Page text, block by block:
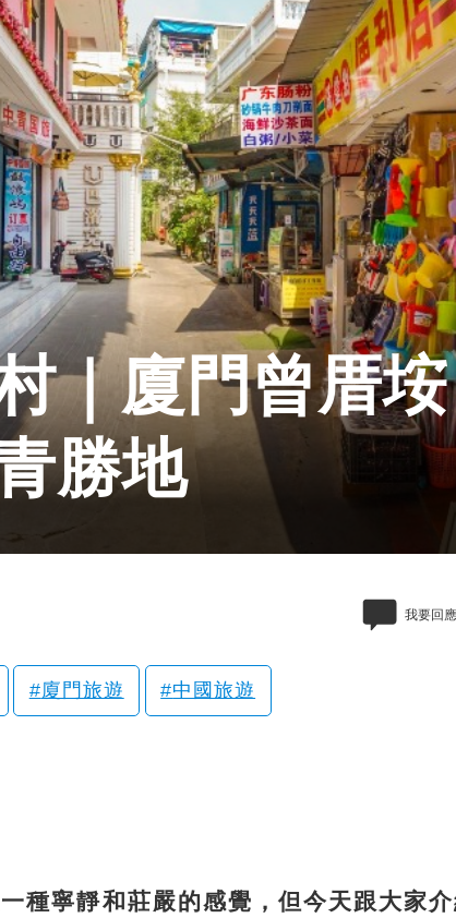
｜廈門曾厝
勝地
我要回應
廈門旅遊 中國旅遊
寧靜和莊嚴的感覺，但今天跟大家介